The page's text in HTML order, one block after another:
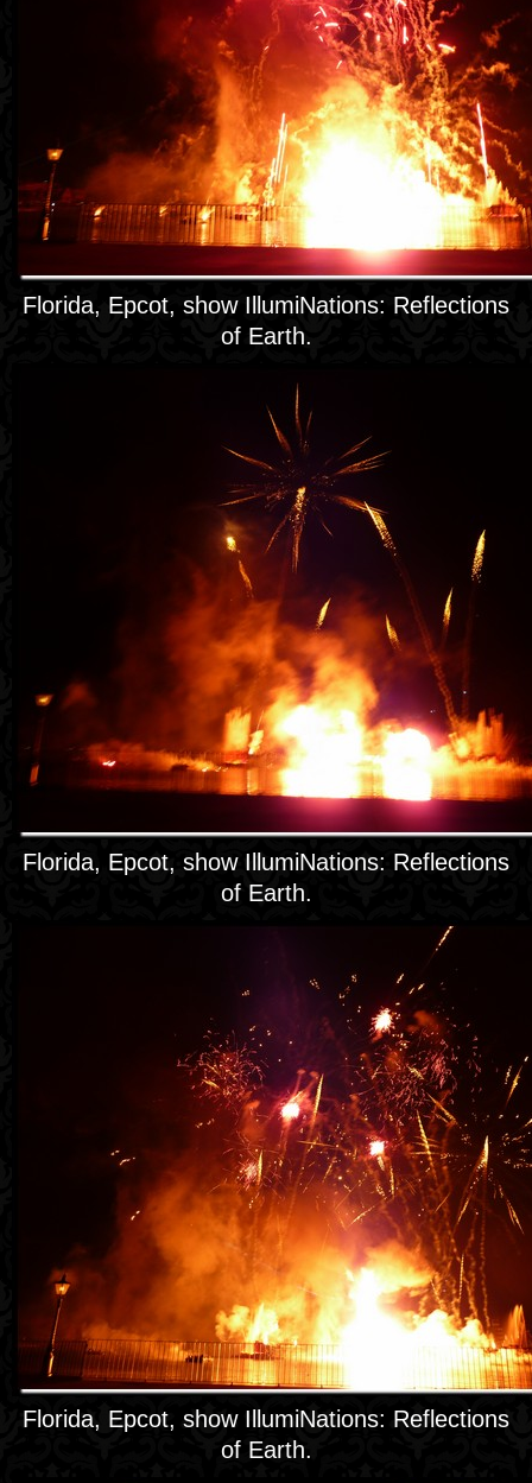
Florida, Epcot, show IllumiNations: Reflections
of Earth.
Florida, Epcot, show IllumiNations: Reflections
of Earth.
Florida, Epcot, show IllumiNations: Reflections
of Earth.